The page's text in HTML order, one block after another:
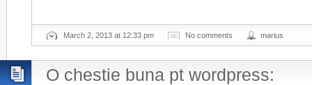
March 2, 2013 at 12:33 pm No comments marius
O chestie buna pt wordpress: